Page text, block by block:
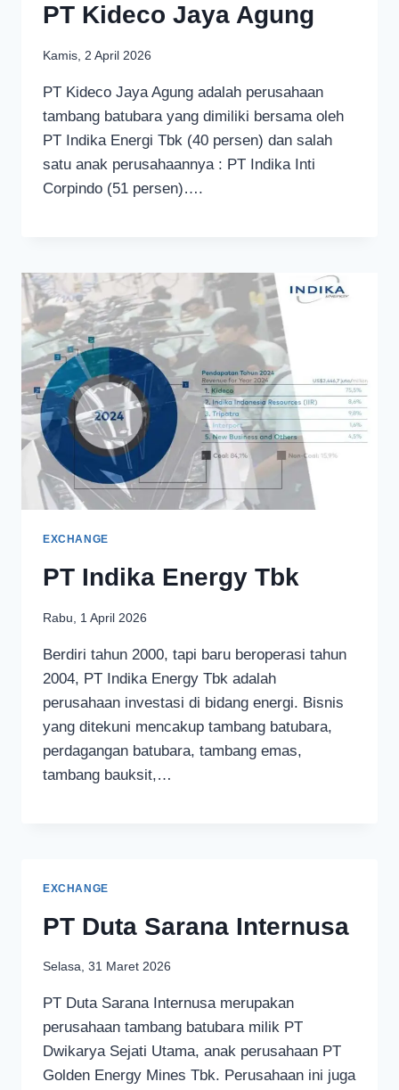
PT Kideco Jaya Agung
Kamis, 2 April 2026
PT Kideco Jaya Agung adalah perusahaan
tambang batubara yang dimiliki bersama oleh
PT Indika Energi Tbk (40 persen) dan salah
satu anak perusahaannya : PT Indika Inti
Corpindo (51 persen)….
EXCHANGE
PT Indika Energy Tbk
Rabu, 1 April 2026
Berdiri tahun 2000, tapi baru beroperasi tahun
2004, PT Indika Energy Tbk adalah
perusahaan investasi di bidang energi. Bisnis
yang ditekuni mencakup tambang batubara,
perdagangan batubara, tambang emas,
tambang bauksit,…
EXCHANGE
PT Duta Sarana Internusa
Selasa, 31 Maret 2026
PT Duta Sarana Internusa merupakan
perusahaan tambang batubara milik PT
Dwikarya Sejati Utama, anak perusahaan PT
Golden Energy Mines Tbk. Perusahaan ini juga